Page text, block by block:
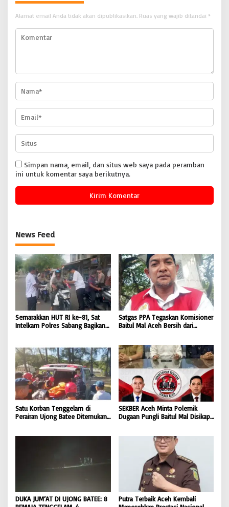
Alamat email Anda tidak akan dipublikasikan. Ruas yang wajib ditandai *
Simpan nama, email, dan situs web saya pada peramban
ini untuk komentar saya berikutnya.
News Feed
Semarakkan HUT RI ke-81, Sat
Intelkam Polres Sabang Bagikan
BONGKAR’Perkara.com
Satgas PPA Tegaskan Komisioner
Baitul Mal Aceh Bersih dari
Penyebaran Hoaks | BONGKAR
‘Perkara.com
Satu Korban Tenggelam di
Perairan Ujong Batee Ditemukan,
SEKBER Aceh Minta Polemik
Dugaan Pungli Baitul Mal Disikapi
BONGKAR ‘Perkara.com
DUKA JUM’AT DI UJONG BATEE: 8
Putra Terbaik Aceh Kembali